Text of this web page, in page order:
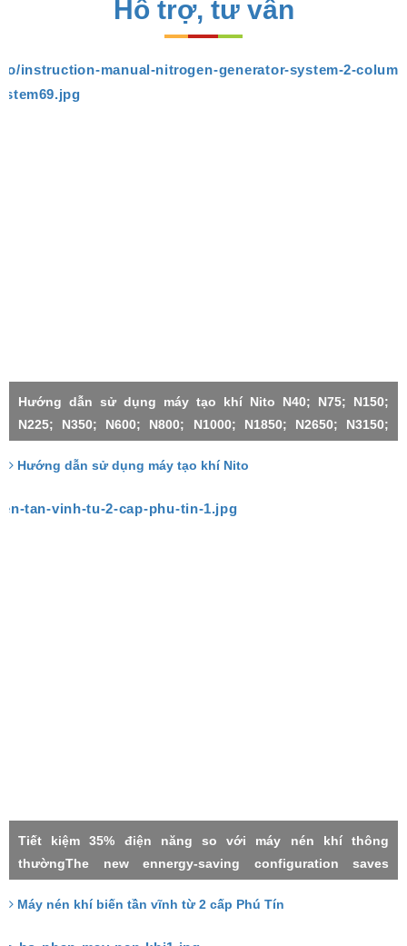
Hô trợ, tư vấn
Hướng dẫn sử dụng máy tạo khí Nito N40; N75; N150;
N225; N350; N600; N800; N1000; N1850; N2650; N3150;
N4500X4; N4500X5; N4500X6;
Hướng dẫn sử dụng máy tạo khí Nito
Tiết kiệm 35% điện năng so với máy nén khí thông
thườngThe new ennergy-saving configuration saves
frequency machineMáy nén khí 2 cấpMáy nén khí biến tần
Máy nén khí biến tần vĩnh từ 2 cấp Phú Tín